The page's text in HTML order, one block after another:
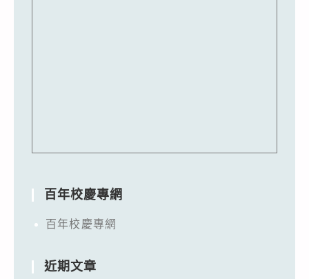
百年校慶專網
百年校慶專網
近期文章